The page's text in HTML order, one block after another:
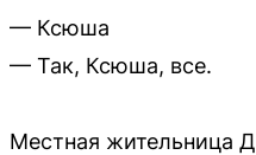
— Ксюша
— Так, Ксюша, все.
Местная жительница